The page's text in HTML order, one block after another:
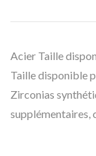
Acier Taille
Taille disponible
Zirconias
supplémentaires,